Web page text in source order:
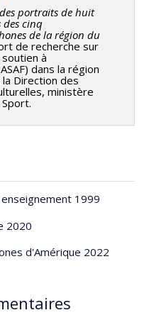
portraits de huit
des cinq
de la région du
de recherche sur
à
dans la région
Direction des
ministère
1999
2020
d'Amérique 2022